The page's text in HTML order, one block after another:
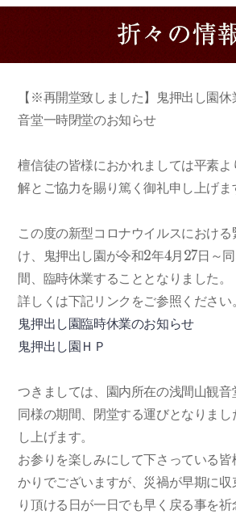
【※再開堂致しました】鬼押出し園
音堂一時閉堂のお知らせ
檀信徒の皆様におかれましては平素
解とご協力を賜り篤く御礼申し上げま
この度の新型コロナウイルスにおけ
け、鬼押出し園が令和2年4月27日～
間、臨時休業することとなりました。
詳しくは下記リンクをご参照ください。
鬼押出し園臨時休業のお知らせ
鬼押出し園ＨＰ
つきましては、園内所在の浅間山観音
同様の期間、閉堂する運びとなりまし
し上げます。
お参りを楽しみにして下さっている
かりでございますが、災禍が早期に
り頂ける日が一日でも早く戻る事を祈